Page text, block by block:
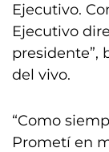
Ejecutivo.
Ejecutivo
presidente”,
del vivo.
“Como
Prometí en